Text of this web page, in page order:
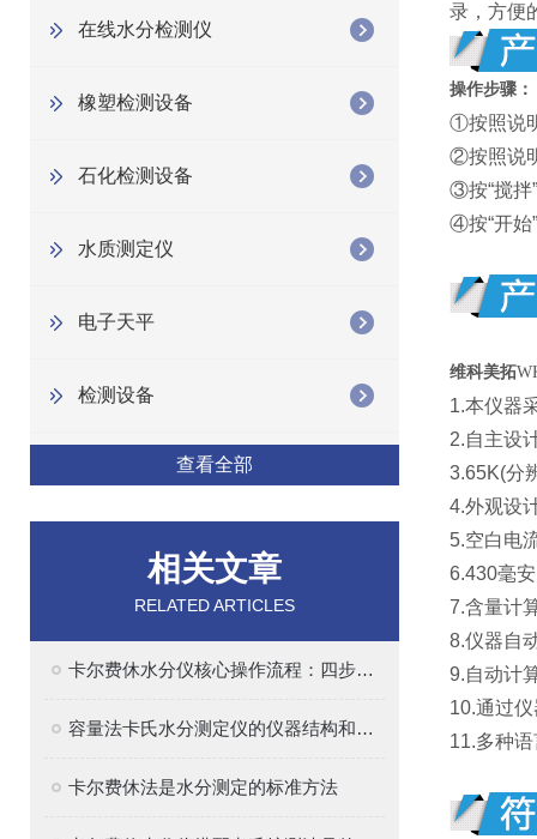
在线水分检测仪
橡塑检测设备
石化检测设备
水质测定仪
电子天平
检测设备
查看全部
相关文章
RELATED ARTICLES
卡尔费休水分仪核心操作流程：四步法确保精准
容量法卡氏水分测定仪的仪器结构和原理解析
卡尔费休法是水分测定的标准方法
录，方便
操作步骤：
①按照说
②按照说
③按“搅拌
④按“开始
维科美拓
1.本仪器
2.自主设
3.65K(分
4.外观设
5.空白电
6.430毫
7.含量计
8.仪器自
9.自动计
10.通过
11.多种